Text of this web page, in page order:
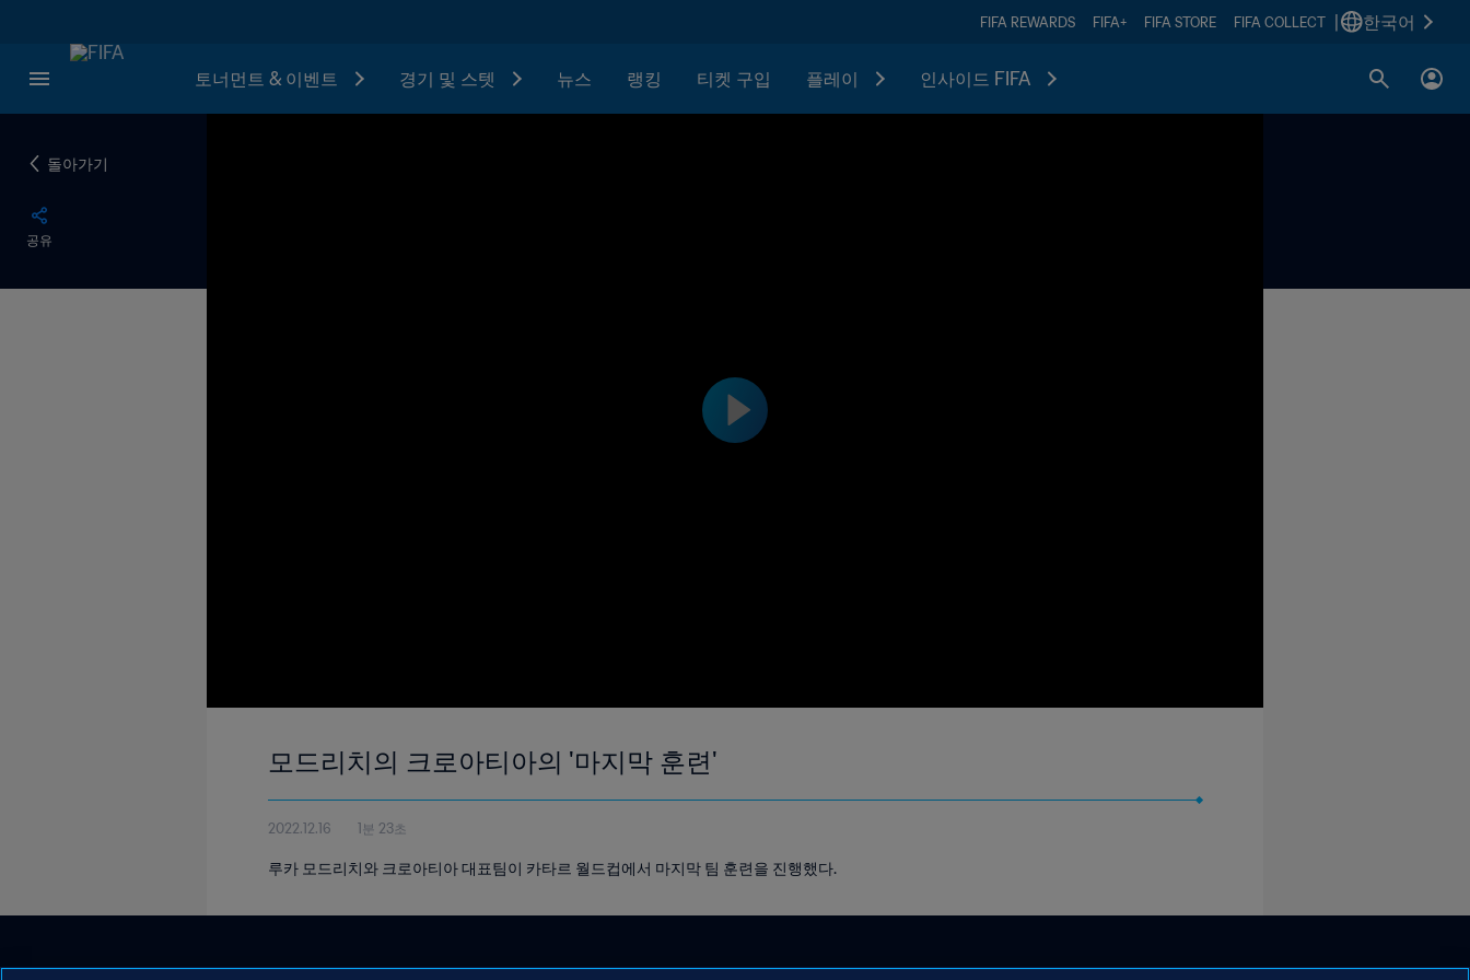
FIFA REWARDS FIFA+ FIFA STORE FIFA COLLECT 한국어
토너먼트 & 이벤트 경기 및 스텟 뉴스 랭킹 티켓 구입 플레이 인사이드 FIFA
돌아가기
공유
모드리치의 크로아티아의 '마지막 훈련'
2022.12.16 1분 23초
루카 모드리치와 크로아티아 대표팀이 카타르 월드컵에서 마지막 팀 훈련을 진행했다.